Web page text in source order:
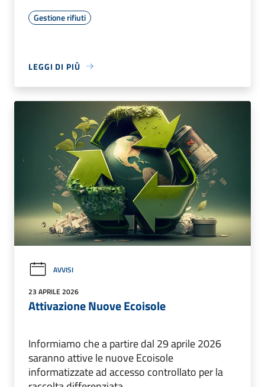
Gestione rifiuti
LEGGI DI PIÙ
AVVISI
23 APRILE 2026
Attivazione Nuove Ecoisole
Informiamo che a partire dal 29 aprile 2026
saranno attive le nuove Ecoisole
informatizzate ad accesso controllato per la